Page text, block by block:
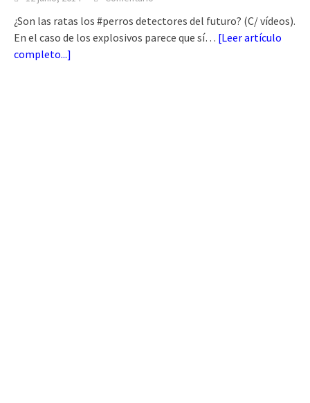
¿Son las ratas los #perros detectores del futuro? (C/ vídeos).
En el caso de los explosivos parece que sí… [Leer artículo
completo...]